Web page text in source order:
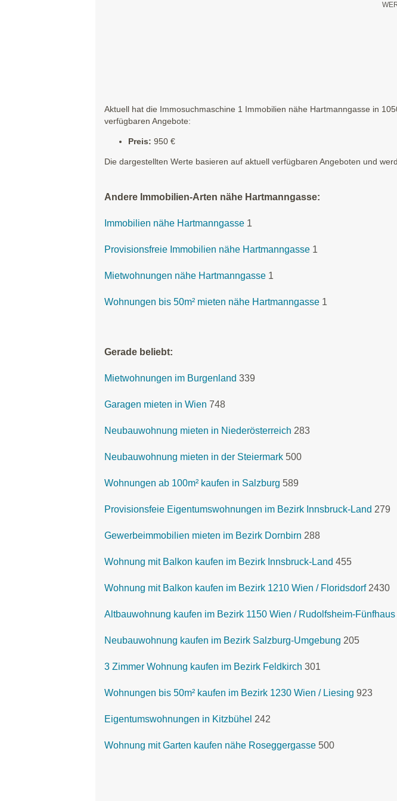
Aktuell hat die Immosuchmaschine 1 Immobilien nähe Hartmanngasse in
verfügbaren Angebote:
Preis: 950 €
Die dargestellten Werte basieren auf aktuell verfügbaren Angeboten und
Andere Immobilien-Arten nähe Hartmanngasse:
Immobilien nähe Hartmanngasse 1
Provisionsfreie Immobilien nähe Hartmanngasse 1
Mietwohnungen nähe Hartmanngasse 1
Wohnungen bis 50m² mieten nähe Hartmanngasse 1
Gerade beliebt:
Mietwohnungen im Burgenland 339
Garagen mieten in Wien 748
Neubauwohnung mieten in Niederösterreich 283
Neubauwohnung mieten in der Steiermark 500
Wohnungen ab 100m² kaufen in Salzburg 589
Provisionsfeie Eigentumswohnungen im Bezirk Innsbruck-Land 279
Gewerbeimmobilien mieten im Bezirk Dornbirn 288
Wohnung mit Balkon kaufen im Bezirk Innsbruck-Land 455
Wohnung mit Balkon kaufen im Bezirk 1210 Wien / Floridsdorf 2430
Altbauwohnung kaufen im Bezirk 1150 Wien / Rudolfsheim-Fünfhaus
Neubauwohnung kaufen im Bezirk Salzburg-Umgebung 205
3 Zimmer Wohnung kaufen im Bezirk Feldkirch 301
Wohnungen bis 50m² kaufen im Bezirk 1230 Wien / Liesing 923
Eigentumswohnungen in Kitzbühel 242
Wohnung mit Garten kaufen nähe Roseggergasse 500